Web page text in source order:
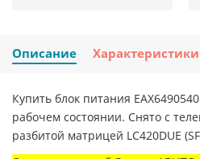
Описание Характеристики
Купить блок питания
рабочем состоянии. Снято с
разбитой матрицей LC420DUE